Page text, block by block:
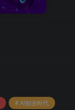
# Al创业时代